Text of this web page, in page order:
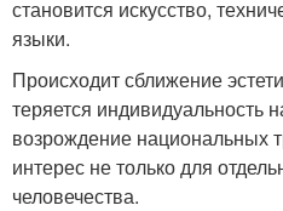
становится искусство,
языки.
Происходит сближение
теряется индивидуальность
возрождение национальных
интерес не только для
человечества.